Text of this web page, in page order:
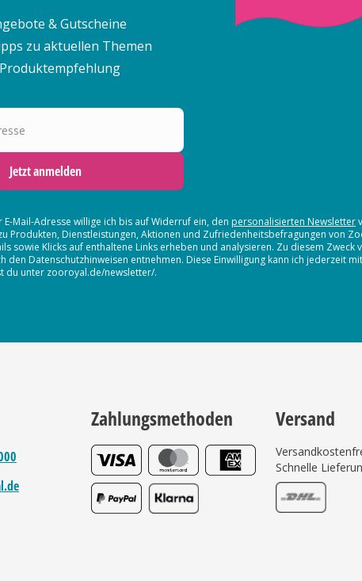
& Gutscheine
zu aktuellen Themen
Jetzt anmelden
Mail-Adresse willige ich bis auf Widerruf ein, den personalisierten Newsletter
Produkten, Dienstleistungen, Aktionen und Zufriedenheitsbefragungen von
sowie Klicks auf enthaltene Links erheben und analysieren. Zu diesem
den Datenschutzhinweisen entnehmen. Diese Einwilligung kann ich jederzeit
du unter zooroyal.de/newsletter/.
Zahlungsmethoden Versand
Schnelle